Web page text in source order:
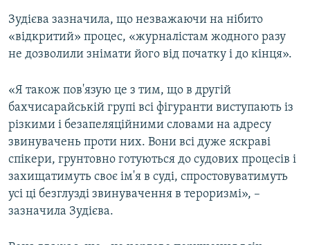
Зудієва зазначила, що незважаючи на нібито
«відкритий» процес, «журналістам жодного разу
не дозволили знімати його від початку і до кінця».
«Я також пов'язую це з тим, що в другій
бахчисарайській групі всі фігуранти виступають із
різкими і безапеляційними словами на адресу
звинувачень проти них. Вони всі дуже яскраві
спікери, грунтовно готуються до судових процесів і
захищатимуть своє ім'я в суді, спростовуватимуть
усі ці безглузді звинувачення в тероризмі», –
зазначила Зудієва.